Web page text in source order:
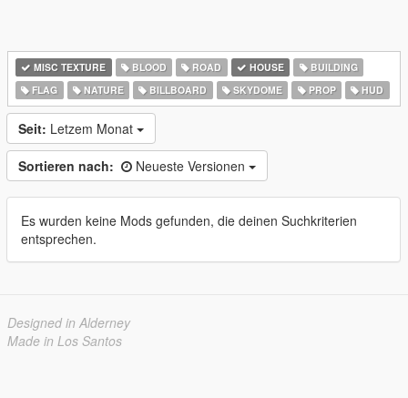
MISC TEXTURE BLOOD ROAD HOUSE
BUILDING
FLAG
NATURE BILLBOARD SKYDOME PROP HUD
Seit: Letzem Monat
Sortieren nach: Neueste Versionen
Es wurden keine Mods gefunden, die deinen Suchkriterien
entsprechen.
Designed in Alderney
Made in Los Santos